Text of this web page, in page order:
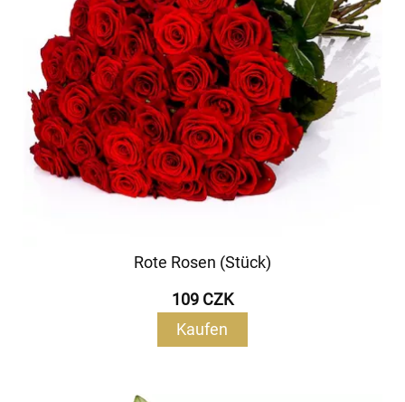
Rote Rosen (Stück)
109 CZK
Kaufen